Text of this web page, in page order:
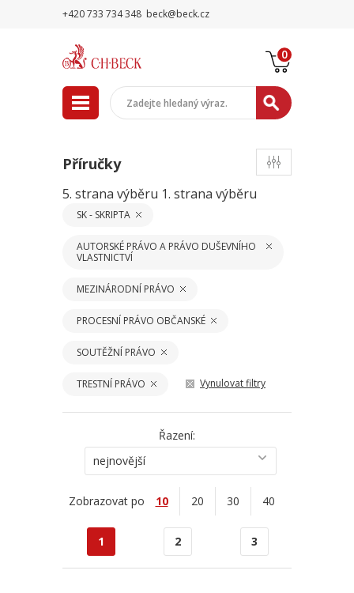
+420 733 734 348 beck@beck.cz
0
Příručky
5. strana výběru 1. strana výběru
SK - SKRIPTA
AUTORSKÉ PRÁVO A PRÁVO DUŠEVNÍHO
VLASTNICTVÍ
MEZINÁRODNÍ PRÁVO
PROCESNÍ PRÁVO OBČANSKÉ
SOUTĚŽNÍ PRÁVO
TRESTNÍ PRÁVO Vynulovat filtry
Řazení:
nejnovější
Zobrazovat po 10 20 30 40
1 2 3